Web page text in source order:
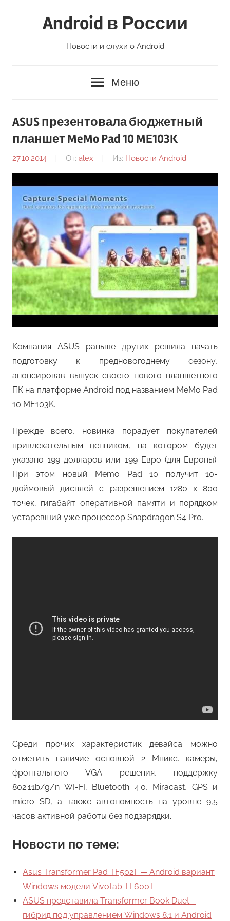
Android в России
Новости и слухи о Android
Меню
ASUS презентовала бюджетный
планшет MeMo Pad 10 ME103K
27.10.2014 От: alex Из: Новости Android
Компания ASUS раньше других решила начать
подготовку к предновогоднему сезону,
анонсировав выпуск своего нового планшетного
ПК на платформе Android под названием MeMo Pad
10 ME103K.
Прежде всего, новинка порадует покупателей
привлекательным ценником, на котором будет
указано 199 долларов или 199 Евро (для Европы).
При этом новый Memo Pad 10 получит 10-
дюймовый дисплей с разрешением 1280 x 800
точек, гигабайт оперативной памяти и порядком
устаревший уже процессор Snapdragon S4 Pro.
Среди прочих характеристик девайса можно
отметить наличие основной 2 Мпикс. камеры,
фронтального VGA решения, поддержку
802.11b/g/n WI-FI, Bluetooth 4.0, Miracast, GPS и
micro SD, а также автономность на уровне 9,5
часов активной работы без подзарядки.
Новости по теме:
Asus Transformer Pad TF502T — Android вариант
Windows модели VivoTab TF600T
ASUS представила Transformer Book Duet –
гибрид под управлением Windows 8.1 и Android